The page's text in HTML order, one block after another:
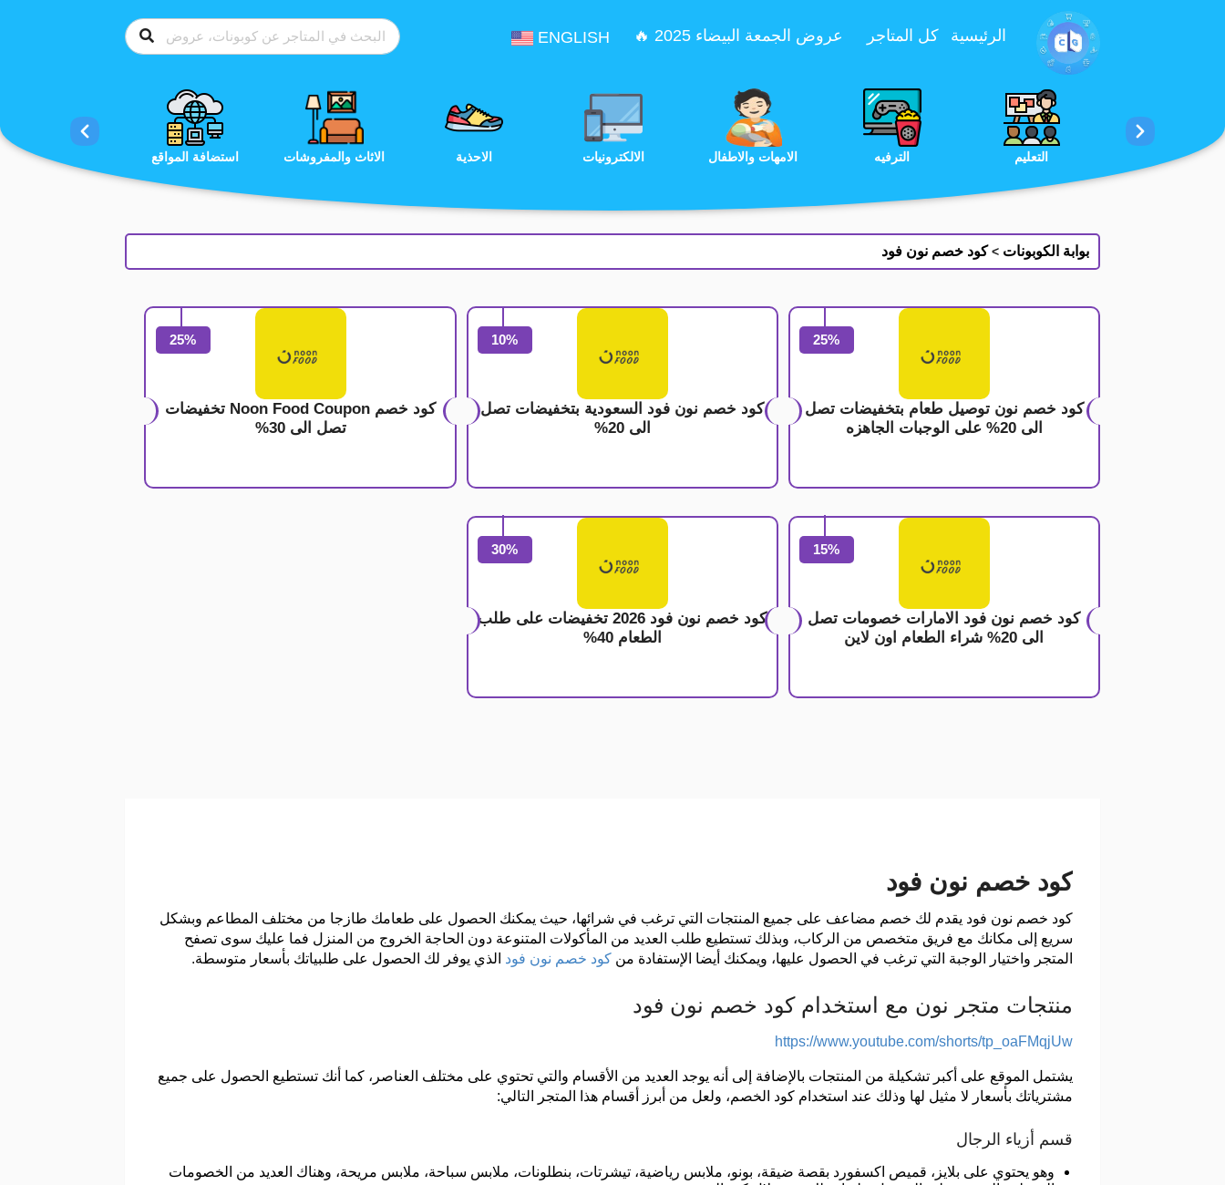
تخطي إلى المحتوى
الرئيسية كل المتاجر عروض الجمعة البيضاء 2025 🔥 ENGLISH
استضافة المواقع الاثاث والمفروشات الاحذية الالكترونيات الامهات والاطفال الترفيه التعليم الجمال والعناية الخدمات
بوابة الكوبونات > كود خصم نون فود
25%
كود خصم نون توصيل طعام بتخفيضات تصل
الى 20% على الوجبات الجاهزه
10%
كود خصم نون فود السعودية بتخفيضات تصل
الى 20%
25%
كود خصم Noon Food Coupon تخفيضات
تصل الى 30%
15%
كود خصم نون فود الامارات خصومات تصل
الى 20% شراء الطعام اون لاين
30%
كود خصم نون فود 2026 تخفيضات على طلب
الطعام 40%
كود خصم نون فود
كود خصم نون فود يقدم لك خصم مضاعف على جميع المنتجات التي ترغب في شرائها، حيث يمكنك الحصول على طعامك طازجا من مختلف المطاعم وبشكل
سريع إلى مكانك مع فريق متخصص من الركاب، وبذلك تستطيع طلب العديد من المأكولات المتنوعة دون الحاجة الخروج من المنزل فما عليك سوى تصفح
المتجر واختيار الوجبة التي ترغب في الحصول عليها، ويمكنك أيضا الإستفادة من كود خصم نون فود الذي يوفر لك الحصول على طلبياتك بأسعار متوسطة.
منتجات متجر نون مع استخدام كود خصم نون فود
https://www.youtube.com/shorts/tp_oaFMqjUw
يشتمل الموقع على أكبر تشكيلة من المنتجات بالإضافة إلى أنه يوجد العديد من الأقسام والتي تحتوي على مختلف العناصر، كما أنك تستطيع الحصول على جميع
مشترياتك بأسعار لا مثيل لها وذلك عند استخدام كود الخصم، ولعل من أبرز أقسام هذا المتجر التالي:
قسم أزياء الرجال
وهو يحتوي على بلايز، قميص اكسفورد بقصة ضيقة، بونو، ملابس رياضية، تيشرتات، بنطلونات، ملابس سباحة، ملابس مريحة، وهناك العديد من الخصومات